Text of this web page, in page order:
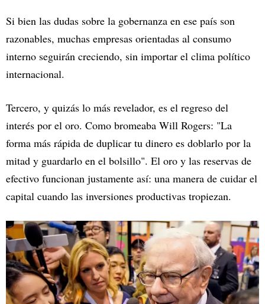
Si bien las dudas sobre la gobernanza en ese país son
razonables, muchas empresas orientadas al consumo
interno seguirán creciendo, sin importar el clima político
internacional.
Tercero, y quizás lo más revelador, es el regreso del
interés por el oro. Como bromeaba Will Rogers: "La
forma más rápida de duplicar tu dinero es doblarlo por la
mitad y guardarlo en el bolsillo". El oro y las reservas de
efectivo funcionan justamente así: una manera de cuidar el
capital cuando las inversiones productivas tropiezan.